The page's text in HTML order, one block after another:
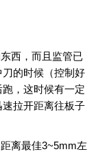
西，而且监管已
的时候（控制好
，这时候有一定
拉开距离往板子
离最佳3~5mm左